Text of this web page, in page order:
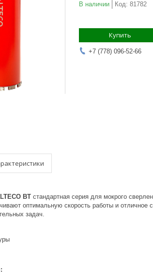
В наличии Код: 81782
Купить
+7 (778) 096-52-66
BT стандартная серия для мокрого
оптимальную скорость работы и
задач.